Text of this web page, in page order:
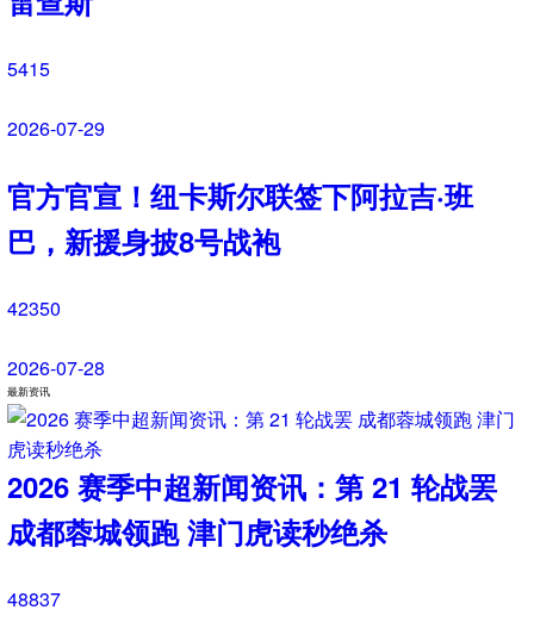
定古铁雷斯，寻找格里马尔多继任者
2026-08-02
巴黎全力追逐米卡·戈茨！阿贾克斯新
星引发欧冠豪门争夺
54083
2026-08-01
官宣！拉克鲁瓦5200万镑加盟切尔
西，蓝军补强后防线